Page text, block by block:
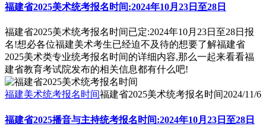
福建省2025美术统考报名时间:2024年10月23日至28日
福建省2025美术统考报名时间已定:2024年10月23日至28日报
名!想必各位福建美术考生已经迫不及待的想要了解福建省
2025美术类专业统考报名时间的详细内容,那么一起来看看福
建省教育考试院发布的相关信息都有什么吧!
福建美术统考报名时间福建省2025美术统考报名时间2024/11/6
福建省2025播音与主持统考报名时间:2024年10月23日至28日